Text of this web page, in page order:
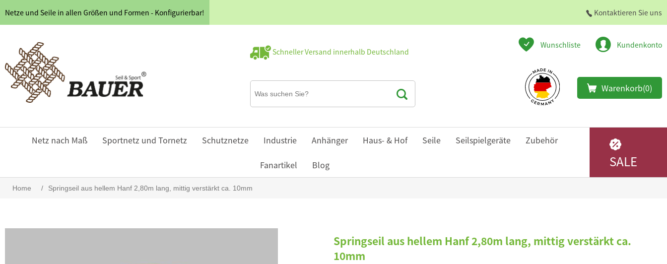
Netze und Seile in allen Größen und Formen - Konfigurierbar! Kontaktieren Sie uns
Schneller Versand innerhalb Deutschland
Wunschliste Kundenkonto
Warenkorb(0)
Netz nach Maß Sportnetz und Tornetz Schutznetze Industrie Anhänger Haus- & Hof Seile Seilspielgeräte Zubehör
Fanartikel Blog SALE
Home / Springseil aus hellem Hanf 2,80m lang, mittig verstärkt ca. 10mm
Springseil aus hellem Hanf 2,80m lang, mittig verstärkt ca.
10mm